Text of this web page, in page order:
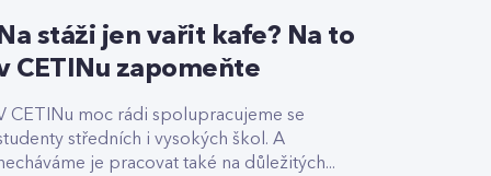
stáži jen vařit kafe? Na to
CETINu zapomeňte
CETINu moc rádi spolupracujeme se
středních i vysokých škol. A
je pracovat také na důležitých...